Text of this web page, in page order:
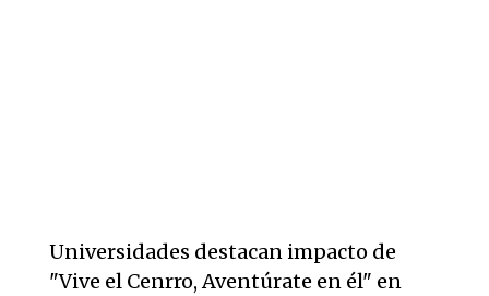
Universidades destacan impacto de
"Vive el Cenrro, Aventúrate en él" en